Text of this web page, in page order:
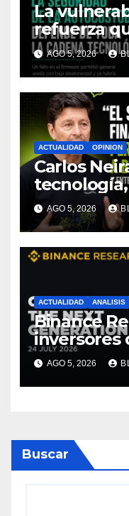
La
refuerza
la
toda la
afirma
AGO 5, 2026
ACTUALIDAD OPINION
Carlos
entenderla
AGO 5, 2026
ACTUALIDAD ANALISIS
Binance
inversores
empiezan
muestran
financiera
AGO 5, 2026
Buscar